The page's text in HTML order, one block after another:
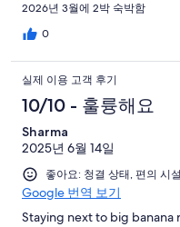
2026년 3월에 2박 숙박함
0
실제 이용 고객 후기
10/10 - 훌륭해요
Sharma
2025년 6월 14일
좋아요: 청결 상태, 편의 시
Google 번역 보기
Staying next to big banana